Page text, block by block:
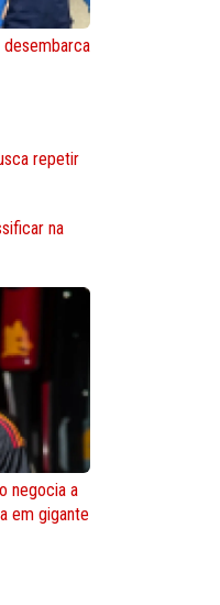
desembarca
repetir
na
negocia a
em gigante